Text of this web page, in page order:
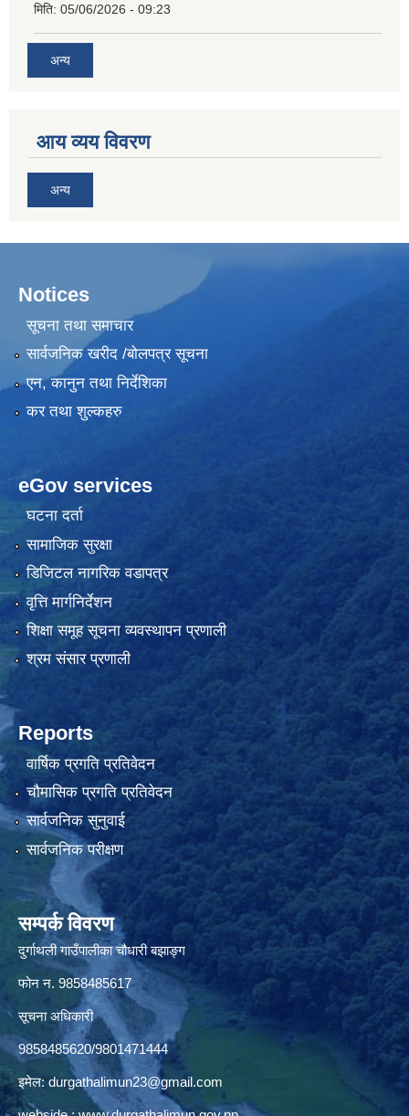
मिति: 05/06/2026 - 09:23
अन्य
आय व्यय विवरण
अन्य
Notices
सूचना तथा समाचार
सार्वजनिक खरीद /बोलपत्र सूचना
एन, कानुन तथा निर्देशिका
कर तथा शुल्कहरु
eGov services
घटना दर्ता
सामाजिक सुरक्षा
डिजिटल नागरिक वडापत्र
वृत्ति मार्गनिर्देशन
शिक्षा समूह सूचना व्यवस्थापन प्रणाली
श्रम संसार प्रणाली
Reports
वार्षिक प्रगति प्रतिवेदन
चौमासिक प्रगति प्रतिवेदन
सार्वजनिक सुनुवाई
सार्वजनिक परीक्षण
सम्पर्क विवरण
दुर्गाथली गाउँपालीका चौधारी बझाङ्ग
फोन न.‌ 9858485617
सूचना अधिकारी
9858485620/9801471444
इमेल: durgathalimun23@gmail.com